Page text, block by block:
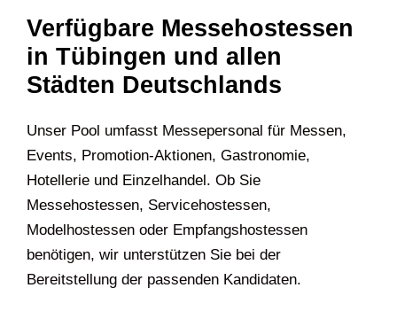
Verfügbare Messehostessen
in Tübingen und allen
Städten Deutschlands
U‍nser Pool umfasst Messepersonal für Messen,
Events, Promotion-Aktionen, Gastronomie,
Hotellerie und Einzelhandel. Ob Sie
Messehostessen, Servicehostessen,
Modelhostessen oder Empfangshostessen
benötigen, wir unterstützen Sie bei der
Bereitstellung der passenden Kandidaten.